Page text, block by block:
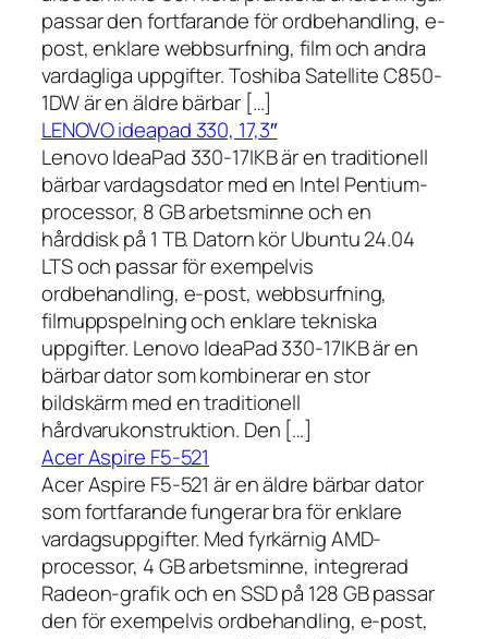
passar den fortfarande för ordbehandling, e-
post, enklare webbsurfning, film och andra
vardagliga uppgifter. Toshiba Satellite C850-
1DW är en äldre bärbar […]
LENOVO ideapad 330, 17,3″
Lenovo IdeaPad 330-17IKB är en traditionell
bärbar vardagsdator med en Intel Pentium-
processor, 8 GB arbetsminne och en
hårddisk på 1 TB. Datorn kör Ubuntu 24.04
LTS och passar för exempelvis
ordbehandling, e-post, webbsurfning,
filmuppspelning och enklare tekniska
uppgifter. Lenovo IdeaPad 330-17IKB är en
bärbar dator som kombinerar en stor
bildskärm med en traditionell
hårdvarukonstruktion. Den […]
Acer Aspire F5-521
Acer Aspire F5-521 är en äldre bärbar dator
som fortfarande fungerar bra för enklare
vardagsuppgifter. Med fyrkärnig AMD-
processor, 4 GB arbetsminne, integrerad
Radeon-grafik och en SSD på 128 GB passar
den för exempelvis ordbehandling, e-post,